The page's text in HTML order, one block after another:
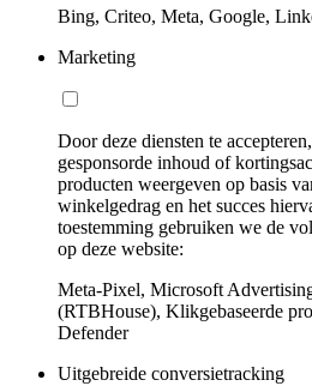
Bing, Criteo, Meta, Google,
Marketing
Door deze diensten te
gesponsorde inhoud of
producten weergeven op basis
winkelgedrag en het succes
toestemming gebruiken we de
op deze website:
Meta-Pixel, Microsoft
(RTBHouse), Klikgebaseerde
Defender
Uitgebreide conversietracking